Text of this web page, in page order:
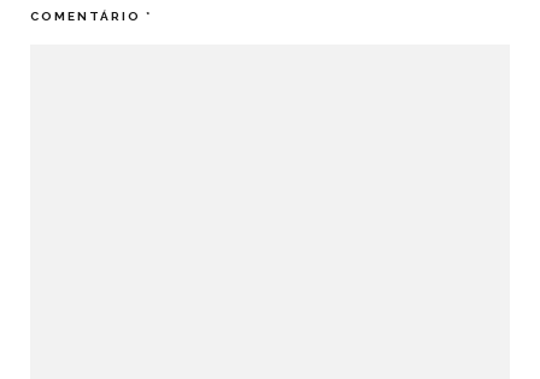
COMENTÁRIO *